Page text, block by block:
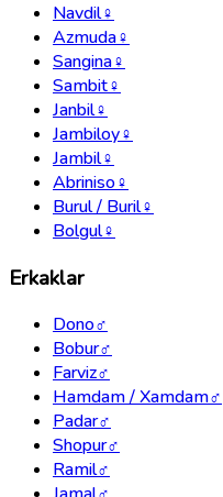
Navdil♀
Azmuda♀
Sangina♀
Sambit♀
Janbil♀
Jambiloy♀
Jambil♀
Abriniso♀
Burul / Buril♀
Bolgul♀
Erkaklar
Dono♂
Bobur♂
Farviz♂
Hamdam / Xamdam♂
Padar♂
Shopur♂
Ramil♂